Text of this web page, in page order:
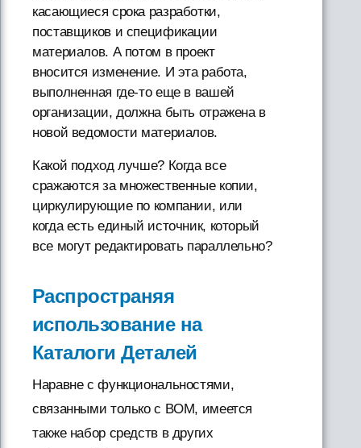
касающиеся срока разработки,
поставщиков и спецификации
материалов. А потом в проект
вносится изменение. И эта работа,
выполненная где-то еще в вашей
организации, должна быть отражена в
новой ведомости материалов.
Какой подход лучше? Когда все
сражаются за множественные копии,
циркулирующие по компании, или
когда есть единый источник, который
все могут редактировать параллельно?
Распространяя
использование на
Каталоги Деталей
Наравне с функциональностями,
связанными только с BOM, имеется
также набор средств в других